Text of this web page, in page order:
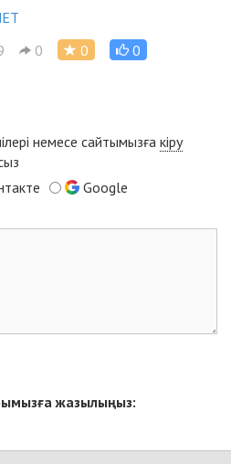
0 0 0
немесе сайтымызға кіру
Google
жазылыңыз: